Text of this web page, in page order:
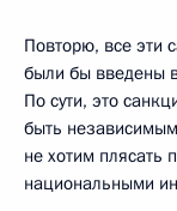
Повторю, все эти
были бы введены
По сути, это
быть
не хотим плясать
национальными